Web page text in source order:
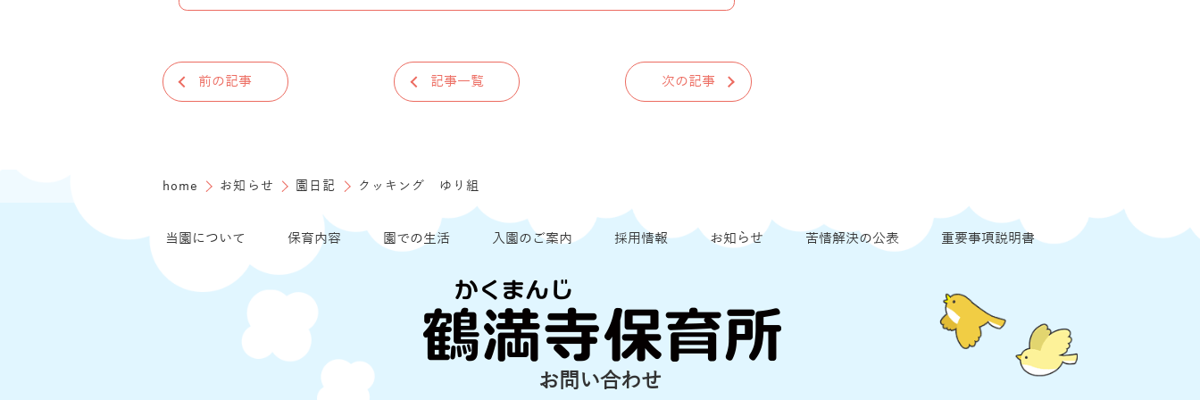
前の記事 記事一覧 次の記事
home お知らせ 園日記 クッキング ゆり組
当園について 保育内容 園での生活 入園のご案内 採用情報 お知らせ 苦情解決の公表 重要事項説明書
お問い合わせ